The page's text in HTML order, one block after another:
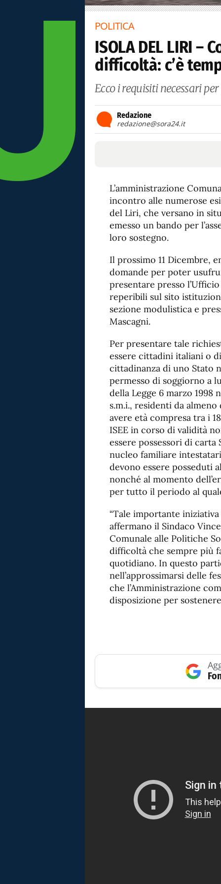
POLITICA
ISOLA DEL LIRI
difficoltà: c’è
Ecco i requisiti necessari
Redazione
redazione@sora24.it
L’amministrazione
incontro alle numerose
del Liri, che versano in
emesso un bando per
loro sostegno.
Il prossimo 11 Dicembre,
domande per poter
presentare presso
reperibili sul sito
sezione modulistica e
Mascagni.
Per presentare tale
essere cittadini italiani o
cittadinanza di uno Stato
permesso di soggiorno a
della Legge 6 marzo 1998
s.m.i., residenti da
avere età compresa tra i
ISEE in corso di validità
essere possessori di carta
nucleo familiare
devono essere posseduti
nonché al momento
per tutto il periodo al
“Tale importante
affermano il Sindaco
Comunale alle Politiche
difficoltà che sempre più
quotidiano. In questo
nell’approssimarsi delle
che l’Amministrazione
disposizione per